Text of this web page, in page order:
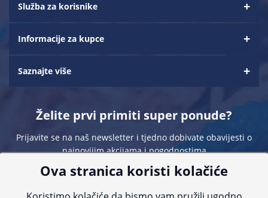
Služba za korisnike
Informacije za kupce
Saznajte više
Želite prvi primiti super ponude?
Prijavite se na naš newsletter i tjedno dobivate obavijesti o
najnovijim akcijama i pogodnostima
Ova stranica koristi kolačiće